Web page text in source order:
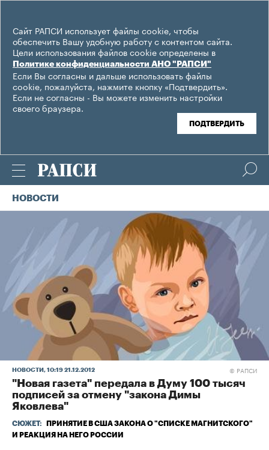
Сайт РАПСИ использует файлы cookie, чтобы
обеспечить Вашу удобную работу с контентом сайта.
Цели использования файлов cookie определены в
Политике конфиденциальности АНО "РАПСИ"
Если Вы согласны и дальше использовать файлы
cookie, пожалуйста, нажмите кнопку «Подтвердить».
Если не согласны - Вы можете изменить настройки
своего браузера.
ПОДТВЕРДИТЬ
НОВОСТИ
НОВОСТИ , 10:19 21.12.2012 © РАПСИ
"Новая газета" передала в Думу 100 тысяч
подписей за отмену "закона Димы
Яковлева"
СЮЖЕТ:
ПРИНЯТИЕ В США ЗАКОНА О "СПИСКЕ МАГНИТСКОГО"
И РЕАКЦИЯ НА НЕГО РОССИИ